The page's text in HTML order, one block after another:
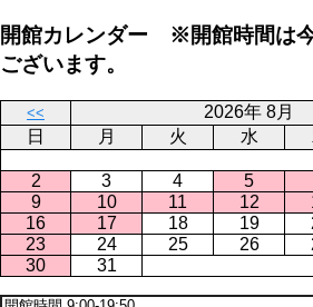
開館カレンダー ※開館時間は
ございます。
<< 2026年 8月
日 月 火 水
2
3 4 5
9
10 11 12
16
17 18 19
23
24 25 26
30
31